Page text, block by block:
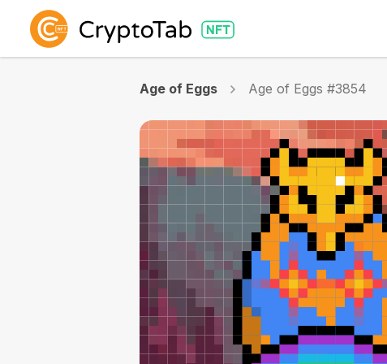
Age of Eggs Age of Eggs #3854